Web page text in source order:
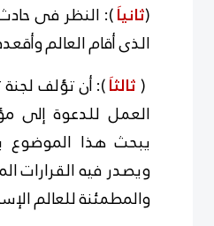
(ثانياَ): النظر فى حادث
الذى أقام العالم
(ثالثاَ): أن تؤلف لجنة
العمل للدعوة إلى
يبحث هذا الموضوع
ويصدر فيه القرارات
والمطمئنة للعالم